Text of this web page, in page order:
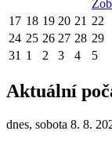
17 18 19 20 21 22
24 25 26 27 28 29
31 1 2 3 4 5
Aktuální
dnes, sobota 8. 8.